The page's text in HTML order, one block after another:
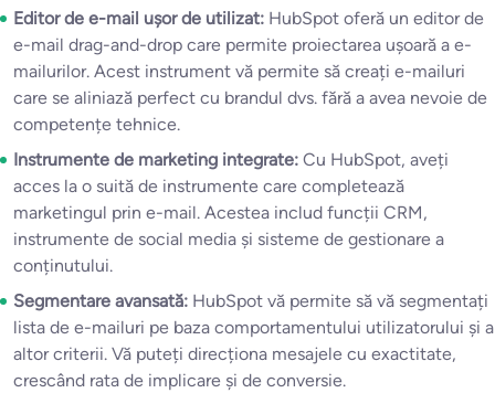
Editor de e-mail ușor de utilizat: HubSpot oferă un editor de
e-mail drag-and-drop care permite proiectarea ușoară a e-
mailurilor. Acest instrument vă permite să creați e-mailuri
care se aliniază perfect cu brandul dvs. fără a avea nevoie de
competențe tehnice.
Instrumente de marketing integrate: Cu HubSpot, aveți
acces la o suită de instrumente care completează
marketingul prin e-mail. Acestea includ funcții CRM,
instrumente de social media și sisteme de gestionare a
conținutului.
Segmentare avansată: HubSpot vă permite să vă segmentați
lista de e-mailuri pe baza comportamentului utilizatorului și a
altor criterii. Vă puteți direcționa mesajele cu exactitate,
crescând rata de implicare și de conversie.